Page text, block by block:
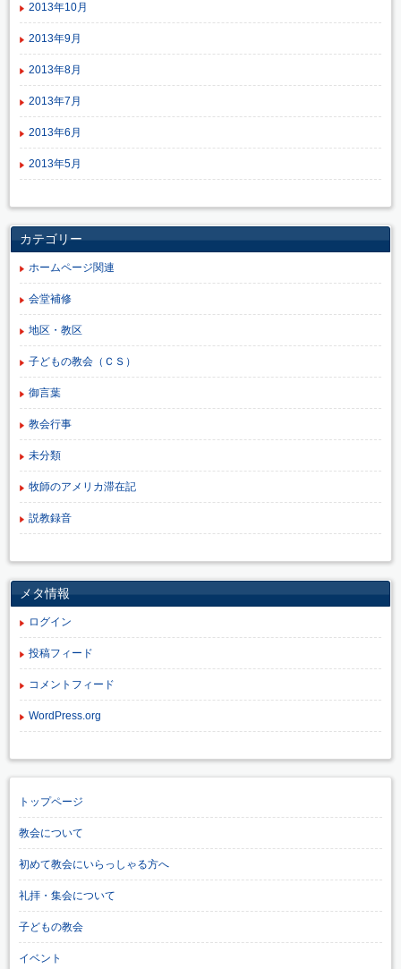
2013年10月
2013年9月
2013年8月
2013年7月
2013年6月
2013年5月
カテゴリー
ホームページ関連
会堂補修
地区・教区
子どもの教会（ＣＳ）
御言葉
教会行事
未分類
牧師のアメリカ滞在記
説教録音
メタ情報
ログイン
投稿フィード
コメントフィード
WordPress.org
トップページ
教会について
初めて教会にいらっしゃる方へ
礼拝・集会について
子どもの教会
イベント